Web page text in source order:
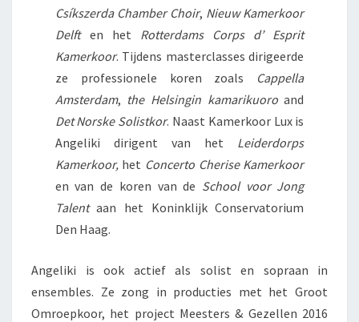
Csíkszerda Chamber Choir, Nieuw Kamerkoor
Delft en het Rotterdams Corps d’ Esprit
Kamerkoor. Tijdens masterclasses dirigeerde
ze professionele koren zoals Cappella
Amsterdam, the Helsingin kamarikuoroand
Det Norske Solistkor. Naast Kamerkoor Lux is
Angeliki dirigent van het Leiderdorps
Kamerkoor, het Concerto Cherise Kamerkoor
en van de koren van de School voor Jong
Talentaan het Koninklijk Conservatorium
Den Haag.
Angeliki is ook actief als solist en sopraan in
ensembles. Ze zong in producties met het Groot
Omroepkoor, het project Meesters & Gezellen 2016